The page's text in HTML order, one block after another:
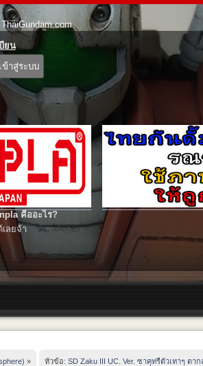
ยน
คืออะไร?
เลยจ้า
) » หัวข้อ:SD Zaku III UC. Ver. ซาคุทรีตัวเทาๆ ตา